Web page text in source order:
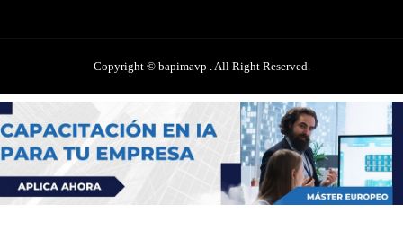
Copyright © bapimavp . All Right Reserved.